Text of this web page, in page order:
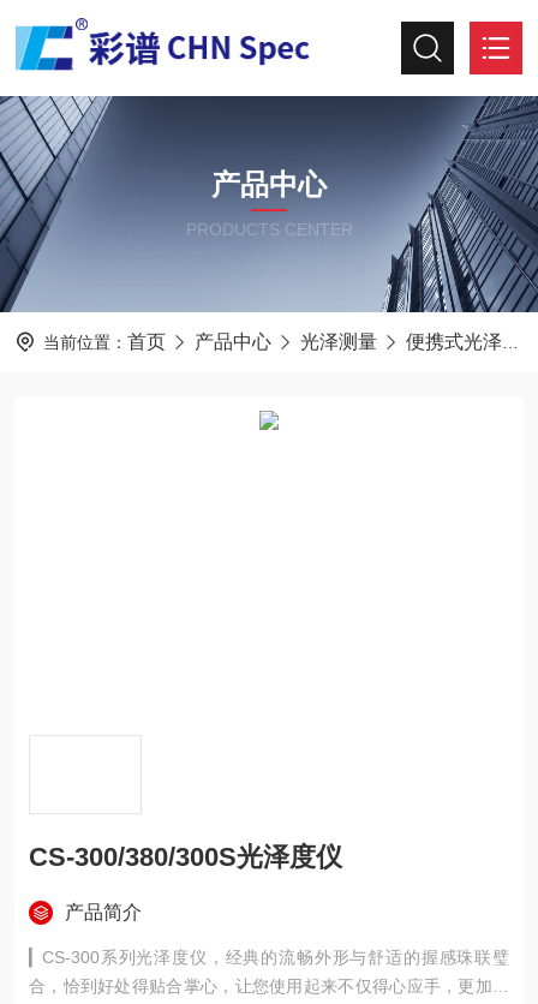
产品中心
PRODUCTS CENTER
当前位置： 首页 产品中心 光泽测量 便携式光泽度仪
CS-300/380/300S光泽度仪
产品简介
▎CS-300系列光泽度仪，经典的流畅外形与舒适的握感珠联璧
合，恰到好处得贴合掌心，让您使用起来不仅得心应手，更加爱